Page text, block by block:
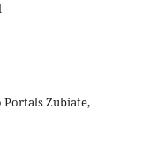
Portals Zubiate,